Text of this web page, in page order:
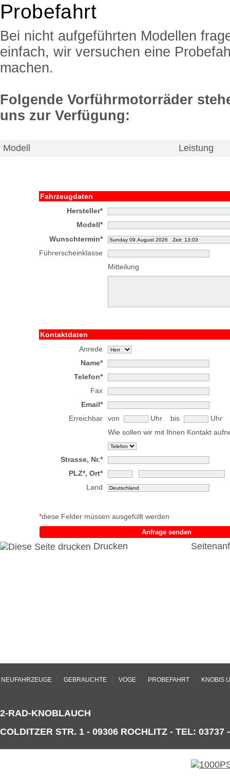
Probefahrt
Bei nicht aufgeführten Modellen
einfach, wir versuchen eine
machen.
Folgende Vorführmotorräder
uns zur Verfügung:
Modell Leistung
Fahrzeugdaten
Hersteller*
Modell*
Wunschtermin*
Führerscheinklasse
Mitteilung
Kontaktdaten
Anrede
Name*
Telefon*
Fax
Email*
Erreichbar
von Uhr bis
Uhr
Wie sollen wir mit Ihnen Kontakt
Strasse, Nr.*
PLZ*, Ort*
Land
*diese Felder müssen ausgefüllt werden
Anfrage senden
Drucken
NEUFAHRZEUGE GEBRAUCHTE VOGE PROBEFAHRT KNOBIS
2-RAD-KNOBLAUCH
COLDITZER STR. 1 - 09306 ROCHLITZ - TEL: 03737